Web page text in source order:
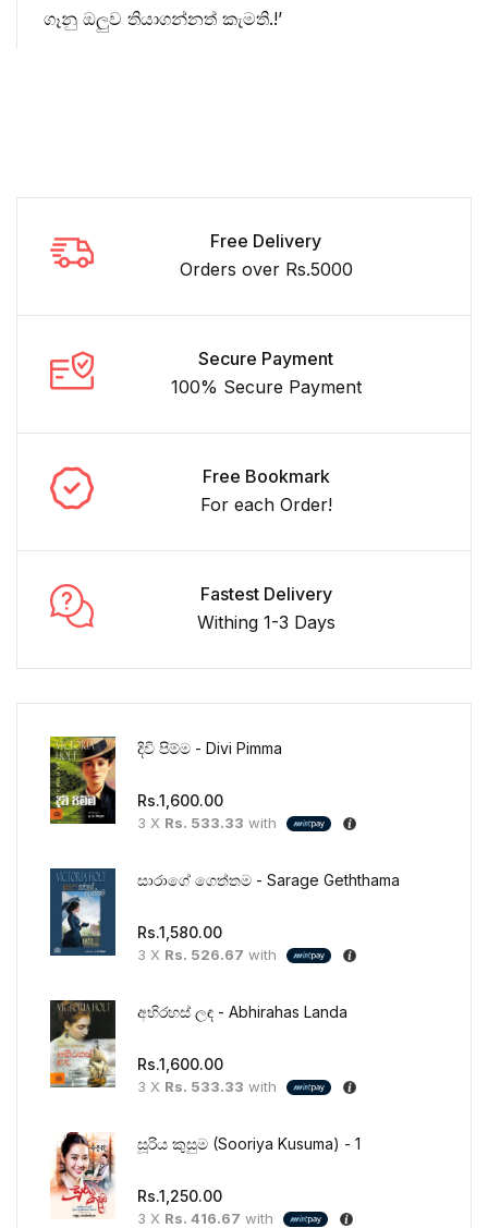
ගෑනු ඔලුව තියාගන්නත් කැමති.!’
Free Delivery
Orders over Rs.5000
Secure Payment
100% Secure Payment
Free Bookmark
For each Order!
Fastest Delivery
Withing 1-3 Days
දිවි පිම්ම - Divi Pimma
Rs.1,600.00
3 X Rs. 533.33 with
සාරාගේ ගෙත්තම - Sarage Geththama
Rs.1,580.00
3 X Rs. 526.67 with
අභිරහස් ලඳ - Abhirahas Landa
Rs.1,600.00
3 X Rs. 533.33 with
සූරිය කුසුම (Sooriya Kusuma) - 1
Rs.1,250.00
3 X Rs. 416.67 with